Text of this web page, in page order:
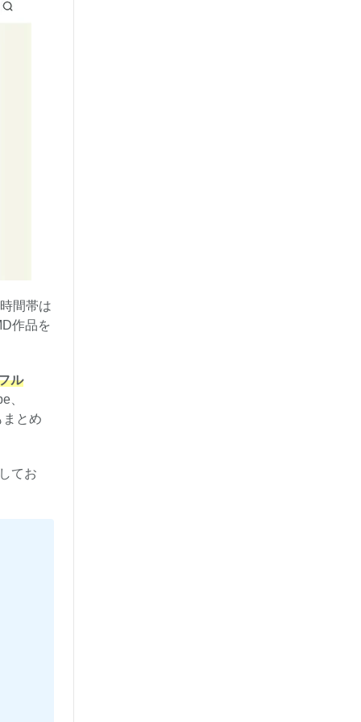
間帯は
作品を
ル
、
とめ
てお